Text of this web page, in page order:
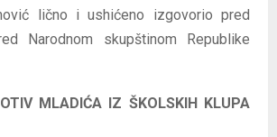
lično i ushićeno izgovorio pred
Narodnom skupštinom Republike
MLADIĆA IZ ŠKOLSKIH KLUPA